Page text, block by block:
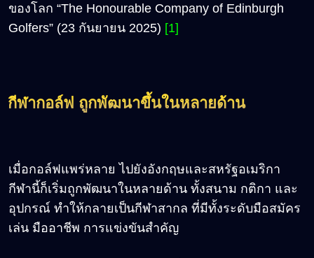
ของโลก “The Honourable Company of Edinburgh
Golfers” (23 กันยายน 2025) [1]
กีฬากอล์ฟ ถูกพัฒนาขึ้นในหลายด้าน
เมื่อกอล์ฟแพร่หลาย ไปยังอังกฤษและสหรัฐอเมริกา
กีฬานี้ก็เริ่มถูกพัฒนาในหลายด้าน ทั้งสนาม กติกา และ
อุปกรณ์ ทำให้กลายเป็นกีฬาสากล ที่มีทั้งระดับมือสมัคร
เล่น มืออาชีพ การแข่งขันสำคัญ